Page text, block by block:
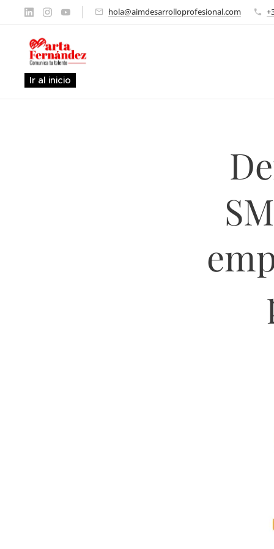
hola@aimdesarrolloprofesional.com
Ir al inicio